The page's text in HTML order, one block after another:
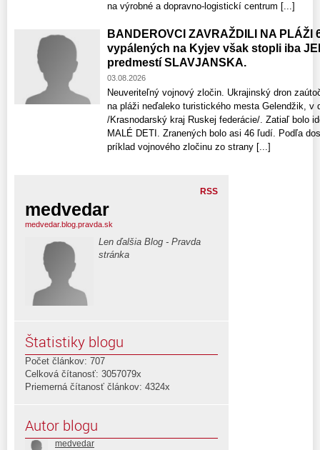
na výrobné a dopravno-logistickí centrum [...]
BANDEROVCI ZAVRAŽDILI NA PLÁŽI
vypálených na Kyjev však stopli iba
predmestí SLAVJANSKA.
03.08.2026
Neuveriteľný vojnový zločin. Ukrajinský dron
na pláži neďaleko turistického mesta Gelendžik, v
/Krasnodarský kraj Ruskej federácie/. Zatiaľ bolo
MALÉ DETI. Zranených bolo asi 46 ľudí. Podľa
príklad vojnového zločinu zo strany [...]
RSS
medvedar
medvedar.blog.pravda.sk
Len ďalšia Blog - Pravda
stránka
Štatistiky blogu
Počet článkov: 707
Celková čítanosť: 3057079x
Priemerná čítanosť článkov: 4324x
Autor blogu
medvedar